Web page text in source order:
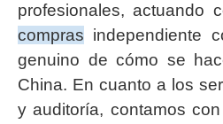
profesionales, actuando
compras independiente
genuino de cómo se
China. En cuanto a los
y auditoría, contamos